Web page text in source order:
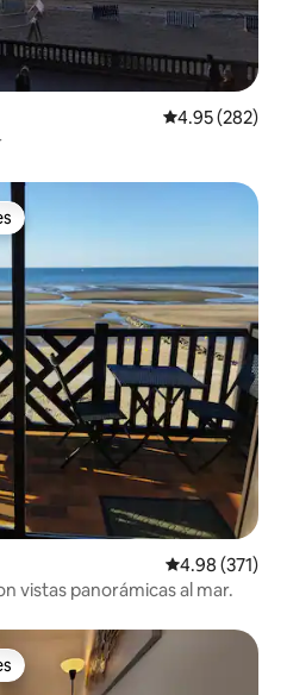
Calificación
4.95 (282)
Calificación
4.98 (371)
vistas panorámicas al mar.